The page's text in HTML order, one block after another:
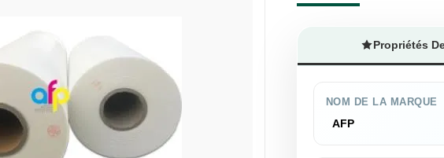
Propriétés
NOM DE LA MARQUE
AFP